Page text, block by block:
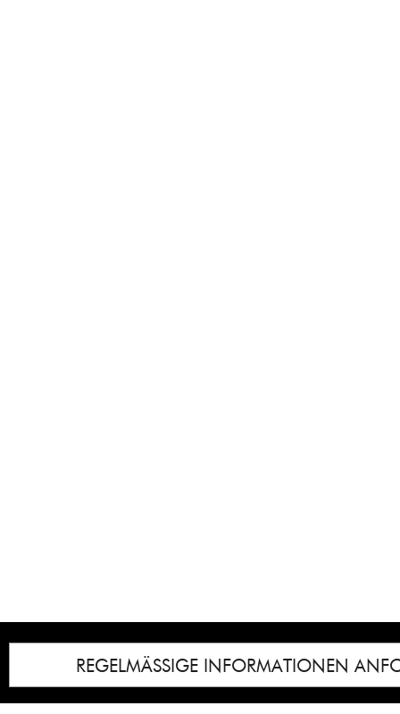
REGELMÄSSIGE INFORMATIONEN